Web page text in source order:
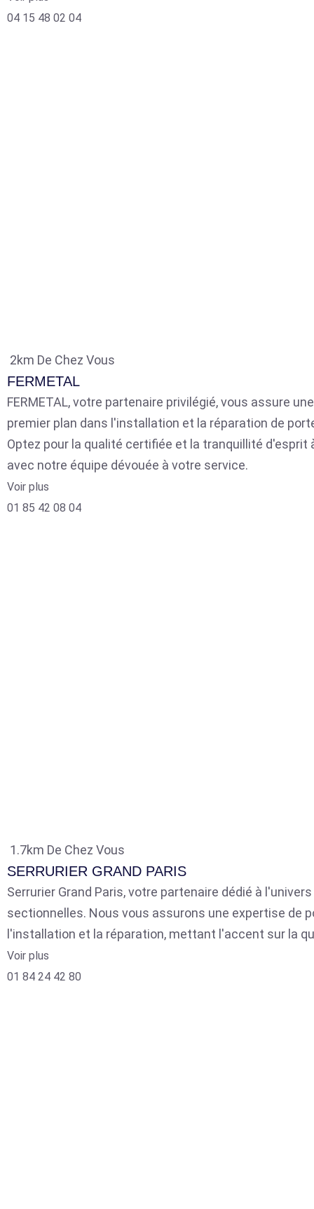
04 15 48 02 04
2km De Chez Vous
FERMETAL
FERMETAL, votre partenaire privilégié, vous assure
premier plan dans l'installation et la réparation de
Optez pour la qualité certifiée et la tranquillité d'esprit
avec notre équipe dévouée à votre service.
Voir plus
01 85 42 08 04
1.7km De Chez Vous
SERRURIER GRAND PARIS
Serrurier Grand Paris, votre partenaire dédié à
sectionnelles. Nous vous assurons une expertise de
l'installation et la réparation, mettant l'accent sur la
Voir plus
01 84 24 42 80